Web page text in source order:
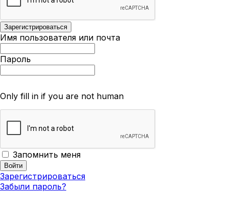
Имя пользователя или почта
Пароль
Only fill in if you are not human
Запомнить меня
Зарегистрироваться
Забыли пароль?